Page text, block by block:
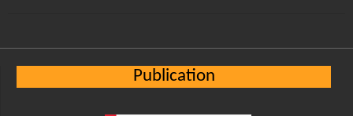
Publication